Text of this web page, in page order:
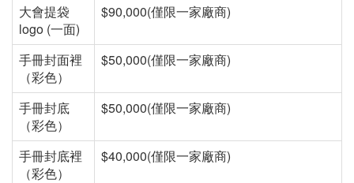
大會提袋
logo (一面)
$90,000(僅限一家廠商)
手冊封面裡
（彩色）
$50,000(僅限一家廠商)
手冊封底
（彩色）
$50,000(僅限一家廠商)
手冊封底裡
（彩色）
$40,000(僅限一家廠商)